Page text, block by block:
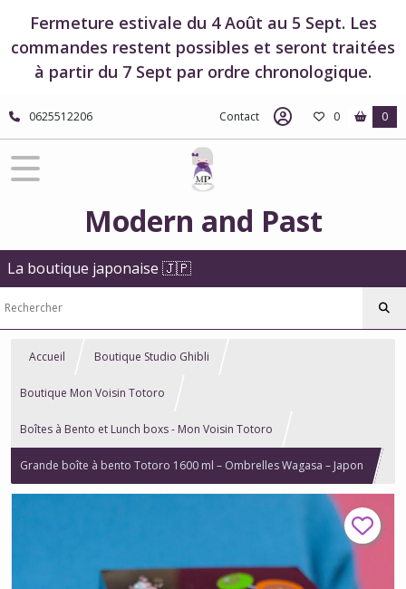
Fermeture estivale du 4 Août au 5 Sept. Les
commandes restent possibles et seront traitées
à partir du 7 Sept par ordre chronologique.
0625512206 Contact 0 0
Modern and Past
La boutique japonaise 🇯🇵
Accueil Boutique Studio Ghibli
Boutique Mon Voisin Totoro
Boîtes à Bento et Lunch boxs - Mon Voisin Totoro
Grande boîte à bento Totoro 1600 ml – Ombrelles Wagasa – Japon